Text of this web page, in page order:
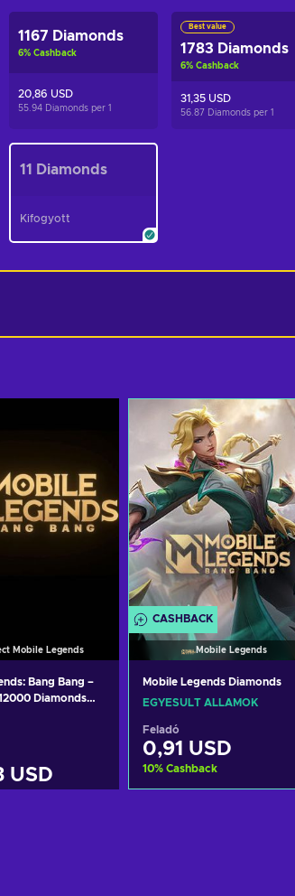
1167 Diamonds
6%Cashback
20,86 USD
55.94 Diamonds per1
Best value
1783 Diamonds
6%Cashback
31,35 USD
56.87 Diamonds per1
11 Diamonds
Kifogyott
Mobile Legends
Bang Bang –
Diamonds
USD
CASHBACK
Mobile Legends
Mobile Legends Diamonds
EGYESÜLT ÁLLAMOK
Feladó
0,91 USD
10% Cashback